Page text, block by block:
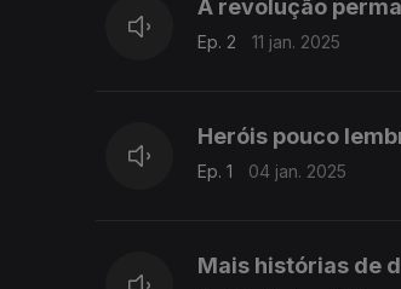
A revolução
Ep. 2 11 jan. 2025
Heróis pouco
Ep. 1 04 jan. 2025
Mais histórias de